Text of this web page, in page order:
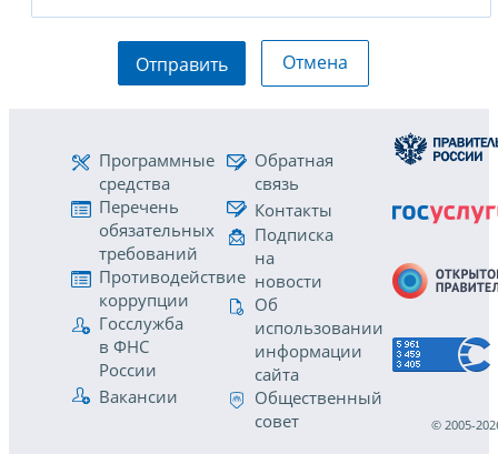
Отправить Отмена
Программные
средства
Перечень
обязательных
требований
Противодействие
коррупции
Госслужба
в ФНС
России
Вакансии
Обратная
связь
Контакты
Подписка
на
новости
Об
использовании
информации
сайта
Общественный
совет
© 2005-